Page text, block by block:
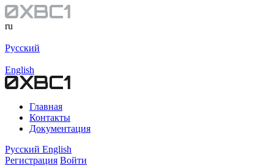
ru
Русский
English
Главная
Контакты
Документация
Русский English
Регистрация Войти